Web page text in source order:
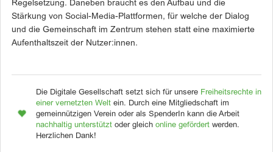
Regelsetzung. Daneben braucht es den Aufbau und die
Stärkung von Social-Media-Plattformen, für welche der Dialog
und die Gemeinschaft im Zentrum stehen statt eine maximierte
Aufenthaltszeit der Nutzer:innen.
Die Digitale Gesellschaft setzt sich für unsere Freiheitsrechte in
einer vernetzten Welt ein. Durch eine Mitgliedschaft im
gemeinnützigen Verein oder als SpenderIn kann die Arbeit
nachhaltig unterstützt oder gleich online gefördert werden.
Herzlichen Dank!